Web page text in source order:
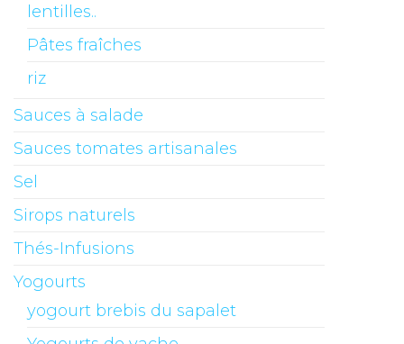
lentilles..
Pâtes fraîches
riz
Sauces à salade
Sauces tomates artisanales
Sel
Sirops naturels
Thés-Infusions
Yogourts
yogourt brebis du sapalet